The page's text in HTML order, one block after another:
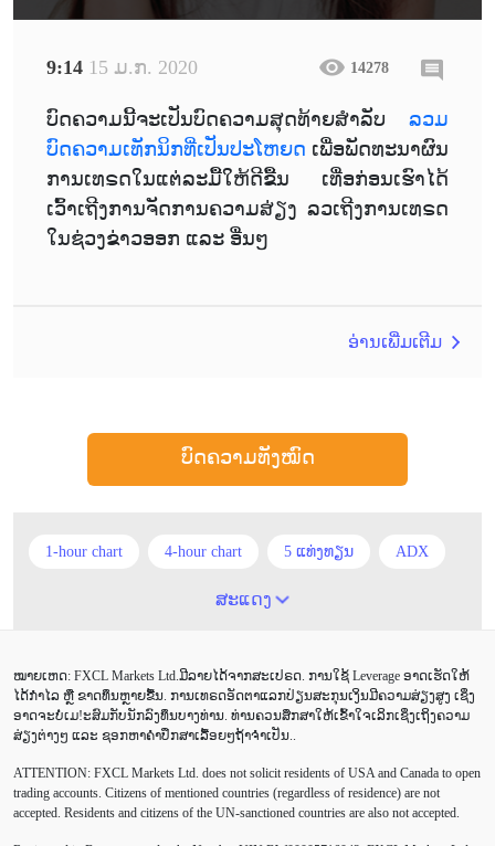
9:14 15 ມ.ກ. 2020 14278
ບົດຄວາມນີ້ຈະເປັນບົດຄວາມສຸດທ້າຍສຳລັບ ລວມ
ບົດຄວາມເທັກນິກທີ່ເປັນປະໂຫຍດ ເພື່ອພັດທະນາຜົນ
ການເທຣດໃນແຕ່ລະມື້ໃຫ້ດີຂື້ນ ເທື່ອກ່ອນເຮົາໄດ້
ເວົ້າເຖີງການຈັດການຄວາມສ່ຽງ ລວເຖີງການເທຣດ
ໃນຊ່ວງຂ່າວອອກ ແລະ ອື່ນໆ
ອ່ານເພີ່ມເຕີມ
ບົດຄວາມທັງໝົດ
1-hour chart 4-hour chart 5 ແທ່ງທຽນ ADX
Alexander Elder
Buy Stop CAD CHF COVID-19 CPI
Canadian dollar Charles Dow
Chinese Yuan Correlation Matrix D1 DailyFX
Default mode network Doji EA EA ເຊີງລຸກ
ສະແດງ
ໝາຍເຫດ: FXCL Markets Ltd.ມີລາຍໄດ້ຈາກສະເປຣດ. ການໃຊ້ Leverage ອາດເຮັດໃຫ້
ໄດ້ກຳໄລ ຫຼື ຂາດທຶນຫຼາຍຂື້ນ. ການເທຣດອັດຕາແລກປ່ຽນສະກຸນເງິນມີຄວາມສ່ຽງສູງ ເຊິ່ງ
ອາດຈະບໍ່ເມ!ະສົມກັບນັກລົງທຶນບາງທ່ານ. ທ່ານຄວນສຶກສາໃຫ້ເຂົ້າໃຈເລິກເຊິ່ງເຖິງຄວາມ
ສ່ຽງຕ່າງໆ ແລະ ຊອກຫາຄຳປຶກສາເລື້ອຍໆຖ້າຈຳເປັນ..
ATTENTION: FXCL Markets Ltd. does not solicit residents of USA and Canada to open
trading accounts. Citizens of mentioned countries (regardless of residence) are not
accepted. Residents and citizens of the UN-sanctioned countries are also not accepted.